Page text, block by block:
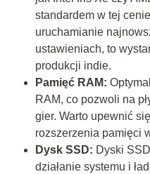
standardem w tej
uruchamianie
ustawieniach, to
produkcji indie.
Pamięć RAM:
RAM, co pozwoli na
gier. Warto upewnić
rozszerzenia pamięci
Dysk SSD: Dyski
działanie systemu i